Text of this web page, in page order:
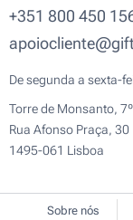
+351 800 450
De segunda a sexta-
Torre de Monsanto,
Rua Afonso Praça, 30
1495-061 Lisboa
Sobre nós